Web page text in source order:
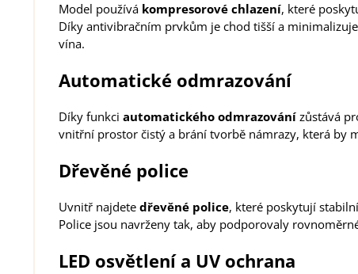
Model používá kompresorové chlazení, které
Díky antivibračním prvkům je chod tišší a
vína.
Automatické odmrazování
Díky funkci automatického odmrazování zůstává
vnitřní prostor čistý a brání tvorbě námrazy, která by
Dřevěné police
Uvnitř najdete dřevěné police, které poskytují
Police jsou navrženy tak, aby podporovaly
LED osvětlení a UV ochrana